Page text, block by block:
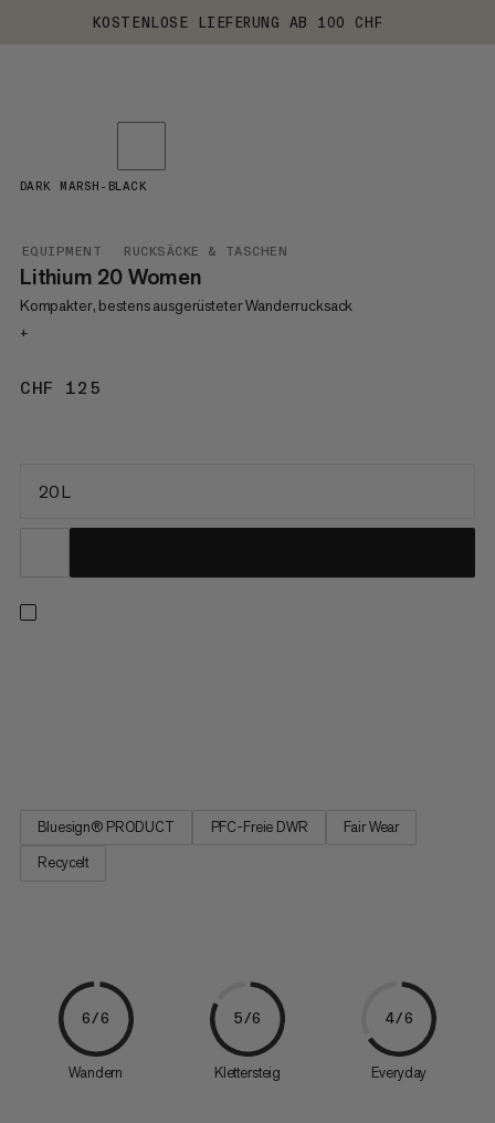
KOSTENLOSE LIEFERUNG AB 100 CHF
EQUIPMENT RUCKSÄCKE & TASCHEN
Lithium 20 Women
Kompakter, bestens ausgerüsteter Wanderrucksack
+
CHF 125
DARK MARSH-BLACK
20 L
Bluesign® PRODUCT PFC-Freie DWR
Fair Wear
Recycelt
6/6
Wandern
5/6
Klettersteig
4/6
Everyday